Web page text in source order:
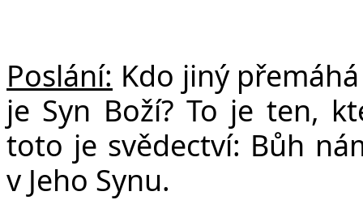
Poslání: Kdo jiný
je Syn Boží? To je ten,
toto je svědectví: Bůh
v Jeho Synu.